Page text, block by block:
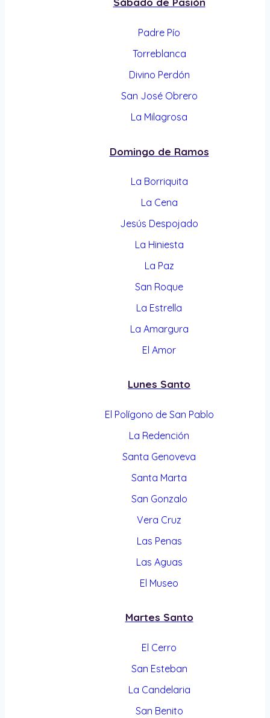
Padre Pío
Torreblanca
Divino Perdón
San José Obrero
La Milagrosa
Domingo de Ramos
La Borriquita
La Cena
Jesús Despojado
La Hiniesta
La Paz
San Roque
La Estrella
La Amargura
El Amor
Lunes Santo
El Polígono de San Pablo
La Redención
Santa Genoveva
Santa Marta
San Gonzalo
Vera Cruz
Las Penas
Las Aguas
El Museo
Martes Santo
El Cerro
San Esteban
La Candelaria
San Benito